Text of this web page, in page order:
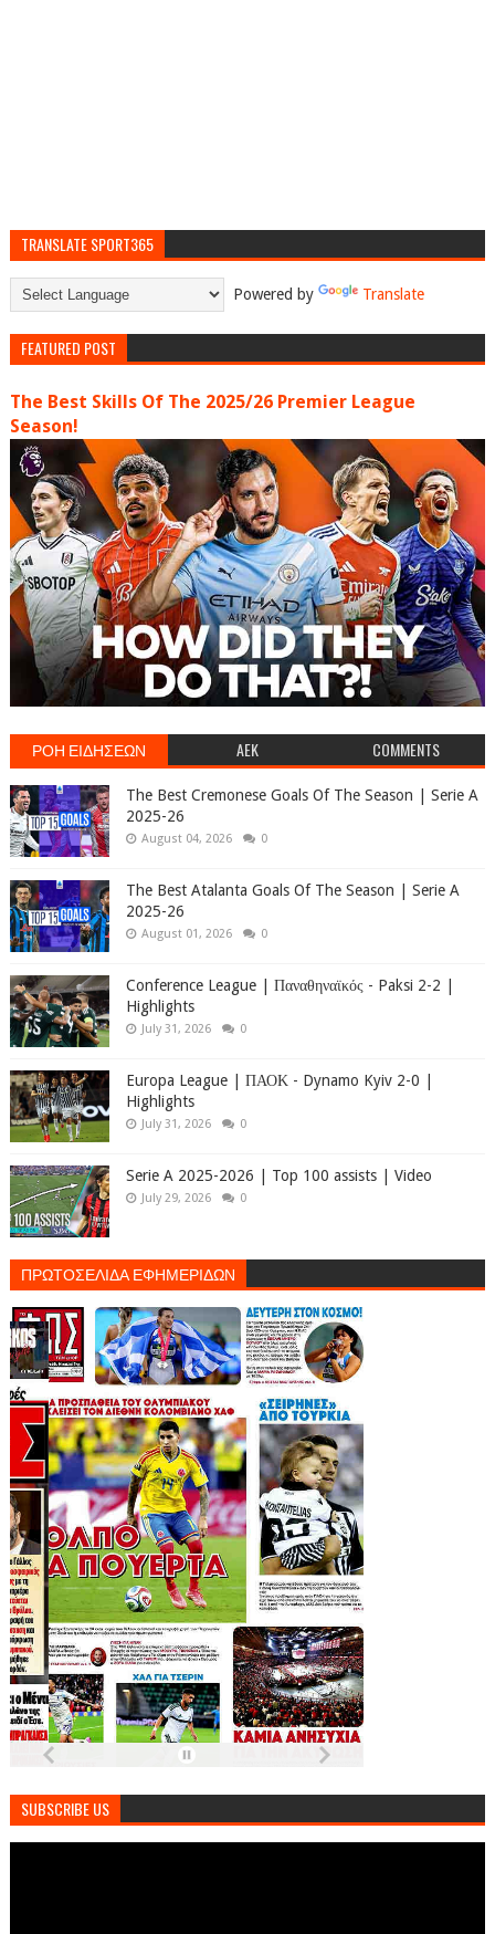
TRANSLATE SPORT365
Powered by Translate
FEATURED POST
The Best Skills Of The 2025/26 Premier League
Season!
ΡΟΗ ΕΙΔΗΣΕΩΝ AEK COMMENTS
The Best Cremonese Goals Of The Season | Serie A
2025-26
August 04, 2026 0
The Best Atalanta Goals Of The Season | Serie A
2025-26
August 01, 2026 0
Conference League | Παναθηναϊκός - Paksi 2-2 |
Highlights
July 31, 2026 0
Europa League | ΠΑΟΚ - Dynamo Kyiv 2-0 |
Highlights
July 31, 2026 0
Serie A 2025-2026 | Top 100 assists | Video
July 29, 2026 0
ΠΡΩΤΟΣΕΛΙΔΑ ΕΦΗΜΕΡΙΔΩΝ
SUBSCRIBE US